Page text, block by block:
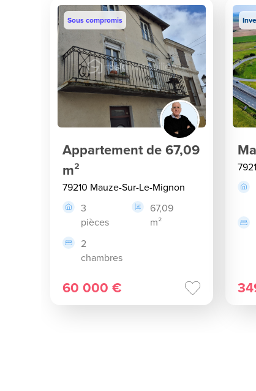
Sous compromis
Appartement de 67,09
m²
79210 Mauze-Sur-Le-Mignon
3
pièces
67,09
m²
2
chambres
60 000 €